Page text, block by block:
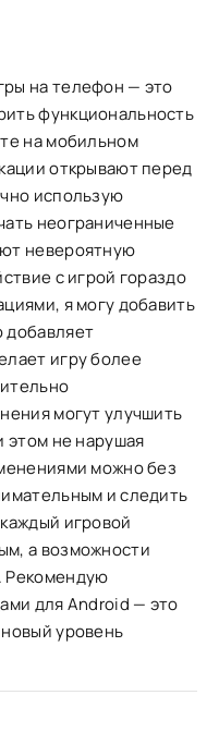
на телефон — это
функциональность
на мобильном
открывают перед
использую
неограниченные
невероятную
с игрой гораздо
я могу добавить
добавляет
игру более
могут улучшить
этом не нарушая
можно без
и следить
игровой
а возможности
Рекомендую
для Android — это
уровень